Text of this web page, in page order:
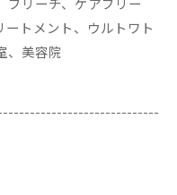
ートメント、ウルトワト
、美容院